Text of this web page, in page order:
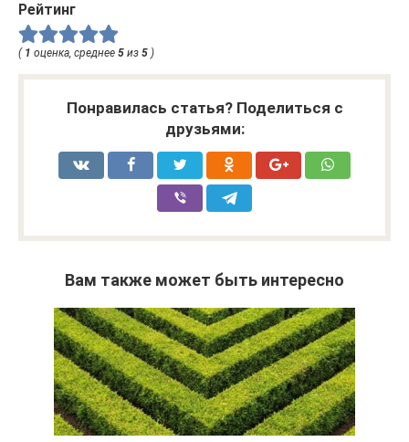
Рейтинг
( 1 оценка, среднее 5 из 5 )
Понравилась статья? Поделиться с
друзьями:
Вам также может быть интересно